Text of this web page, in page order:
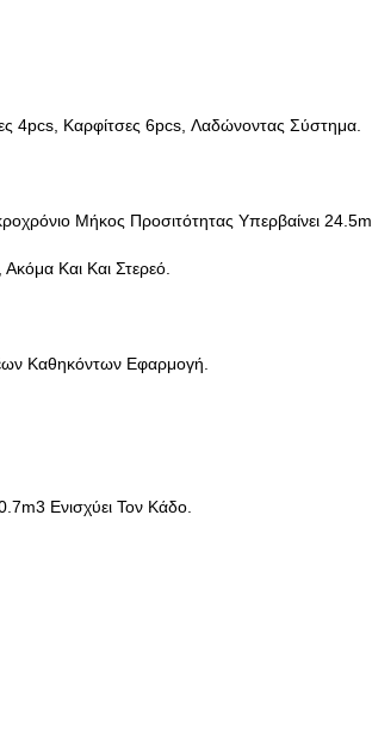
4pcs, Καρφίτσες 6pcs, Λαδώνοντας Σύστημα.
Μήκος Προσιτότητας Υπερβαίνει 24.5m.
Και Και Στερεό.
Καθηκόντων Εφαρμογή.
Ενισχύει Τον Κάδο.